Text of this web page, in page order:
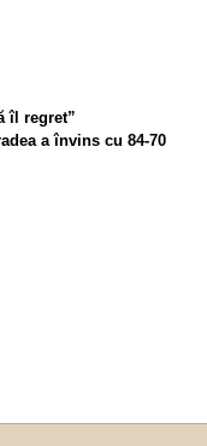
îl regret”
a învins cu 84-70